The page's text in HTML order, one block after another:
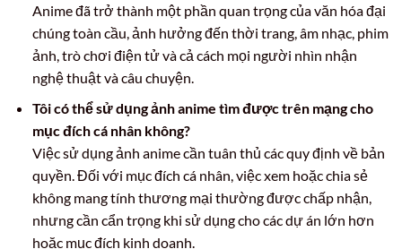
Anime đã trở thành một phần quan trọng của văn hóa đại
chúng toàn cầu, ảnh hưởng đến thời trang, âm nhạc, phim
ảnh, trò chơi điện tử và cả cách mọi người nhìn nhận
nghệ thuật và câu chuyện.
Tôi có thể sử dụng ảnh anime tìm được trên mạng cho
mục đích cá nhân không?
Việc sử dụng ảnh anime cần tuân thủ các quy định về bản
quyền. Đối với mục đích cá nhân, việc xem hoặc chia sẻ
không mang tính thương mại thường được chấp nhận,
nhưng cần cẩn trọng khi sử dụng cho các dự án lớn hơn
hoặc mục đích kinh doanh.